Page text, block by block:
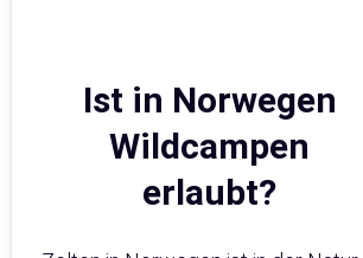
Ist in Norwegen
Wildcampen
erlaubt?